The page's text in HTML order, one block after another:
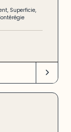
, Superficie,